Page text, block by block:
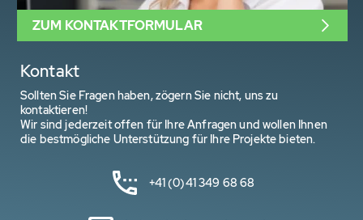
Kontakt
Sollten Sie Fragen haben, zögern Sie nicht, uns zu
kontaktieren!
Wir sind jederzeit offen für Ihre Anfragen und wollen Ihnen
die bestmögliche Unterstützung für Ihre Projekte bieten.
+41 (0)41 349 68 68
ZUM KONTAKTFORMULAR